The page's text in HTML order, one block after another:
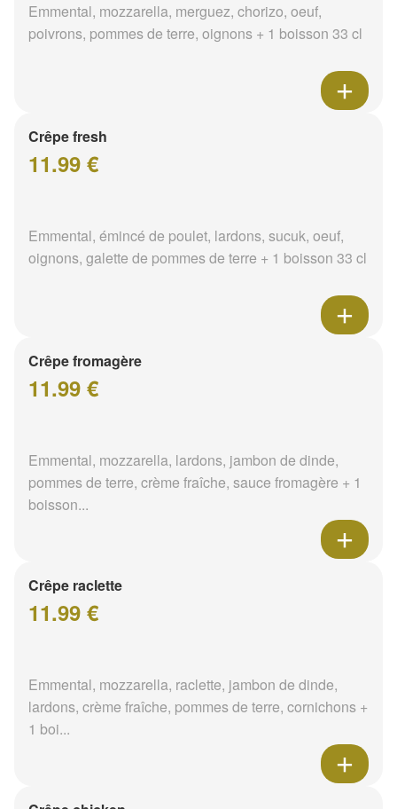
Emmental, mozzarella, merguez, chorizo, oeuf,
poivrons, pommes de terre, oignons + 1 boisson 33 cl
Crêpe fresh
11.99 €
Emmental, émincé de poulet, lardons, sucuk, oeuf,
oignons, galette de pommes de terre + 1 boisson 33 cl
Crêpe fromagère
11.99 €
Emmental, mozzarella, lardons, jambon de dinde,
pommes de terre, crème fraîche, sauce fromagère + 1
boisson...
Crêpe raclette
11.99 €
Emmental, mozzarella, raclette, jambon de dinde,
lardons, crème fraîche, pommes de terre, cornichons +
1 boi...